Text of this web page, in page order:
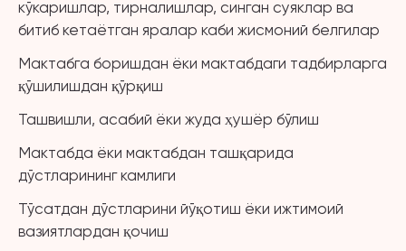
кўкаришлар, тирналишлар, синган суяклар ва
битиб кетаётган яралар каби жисмоний белгилар
Мактабга боришдан ёки мактабдаги тадбирларга
қўшилишдан қўрқиш
Ташвишли, асабий ёки жуда ҳушёр бўлиш
Мактабда ёки мактабдан ташқарида
дўстларининг камлиги
Тўсатдан дўстларини йўқотиш ёки ижтимоий
вазиятлардан қочиш